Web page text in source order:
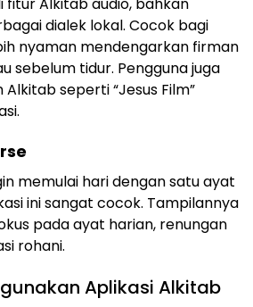
dialek lokal. Cocok bagi
nyaman mendengarkan firman
sebelum tidur. Pengguna juga
seperti “Jesus Film”
memulai hari dengan satu ayat
ini sangat cocok. Tampilannya
pada ayat harian, renungan
rohani.
Aplikasi Alkitab